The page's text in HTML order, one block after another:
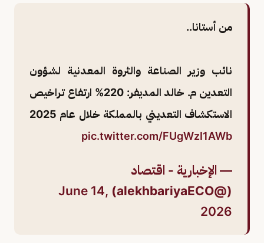
من أستانا..
نائب وزير الصناعة والثروة المعدنية لشؤون
التعدين م. خالد المديفر: 220% ارتفاع تراخيص
الاستكشاف التعديني بالمملكة خلال عام 2025
pic.twitter.com/FUgWzI1AWb
— الإخبارية - اقتصاد
(@alekhbariyaECO)
June 14,
2026